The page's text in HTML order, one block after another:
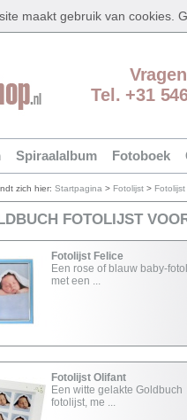
maakt gebruik van cookies.
Tel. +31
Spiraalalbum Fotoboek
zich hier: Startpagina > Fotolijst >
FOTOLIJST
Fotolijst Felice
Een rose of blauw baby-
met een ...
Fotolijst Olifant
Een witte gelakte Goldbuch
fotolijst, me ...